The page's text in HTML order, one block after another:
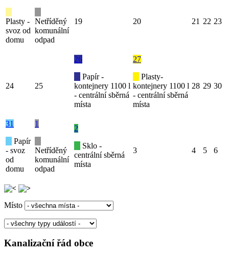
Plasty -
svoz od
domu
Netříděný
komunální
odpad
19 20 21 22 23
24 25
26
Papír -
kontejnery 1100 l
- centrální sběrná
místa
27
Plasty-
kontejnery 1100 l
- centrální sběrná
místa
28 29 30
31
Papír
- svoz
od
domu
1
Netříděný
komunální
odpad
2
Sklo -
centrální sběrná
místa
3 4 5 6
Místo
Kanalizační řád obce